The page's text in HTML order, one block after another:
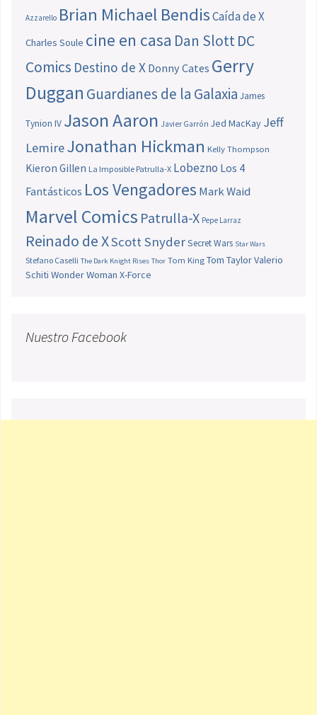
Azzarello Brian Michael BendisCaída de X
Charles Soule cine en casa Dan SlottDC
Comics Destino de X Donny Cates Gerry
Duggan Guardianes de la Galaxia James
Tynion IV Jason Aaron Javier Garrón Jed MacKay Jeff
LemireJonathan Hickman Kelly Thompson
Kieron Gillen La Imposible Patrulla-X Lobezno Los 4
Fantásticos Los Vengadores Mark Waid
Marvel Comics Patrulla-X Pepe Larraz
Reinado de XScott SnyderSecret Wars Star Wars
Stefano Caselli The Dark Knight Rises Thor Tom King Tom TaylorValerio
Schiti Wonder Woman X-Force
Nuestro Facebook